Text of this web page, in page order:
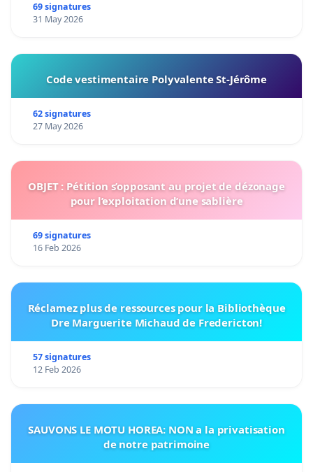
69 signatures
31 May 2026
Code vestimentaire Polyvalente St-Jérôme
62 signatures
27 May 2026
OBJET : Pétition s’opposant au projet de dézonage
pour l’exploitation d’une sablière
69 signatures
16 Feb 2026
Réclamez plus de ressources pour la Bibliothèque
Dre Marguerite Michaud de Fredericton!
57 signatures
12 Feb 2026
SAUVONS LE MOTU HOREA: NON a la privatisation
de notre patrimoine